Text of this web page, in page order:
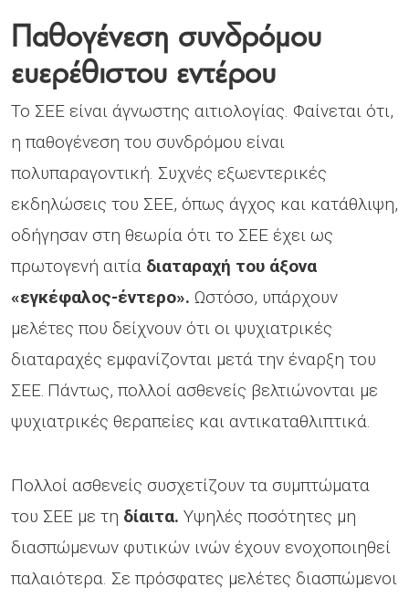
Παθογένεση συνδρόμου
ευερέθιστου εντέρου
Το ΣΕΕ είναι άγνωστης αιτιολογίας. Φαίνεται ότι,
η παθογένεση του συνδρόμου είναι
πολυπαραγοντική. Συχνές εξωεντερικές
εκδηλώσεις του ΣΕΕ, όπως άγχος και κατάθλιψη,
οδήγησαν στη θεωρία ότι το ΣΕΕ έχει ως
πρωτογενή αιτία διαταραχή του άξονα
«εγκέφαλος-έντερο». Ωστόσο, υπάρχουν
μελέτες που δείχνουν ότι οι ψυχιατρικές
διαταραχές εμφανίζονται μετά την έναρξη του
ΣΕΕ. Πάντως, πολλοί ασθενείς βελτιώνονται με
ψυχιατρικές θεραπείες και αντικαταθλιπτικά.
Πολλοί ασθενείς συσχετίζουν τα συμπτώματα
του ΣΕΕ με τη δίαιτα. Υψηλές ποσότητες μη
διασπώμενων φυτικών ινών έχουν ενοχοποιηθεί
παλαιότερα. Σε πρόσφατες μελέτες διασπώμενοι